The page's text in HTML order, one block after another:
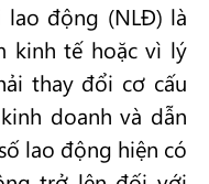
động (NLĐ) là
kinh tế hoặc vì lý
thay đổi cơ cấu
doanh và dẫn
lao động hiện có